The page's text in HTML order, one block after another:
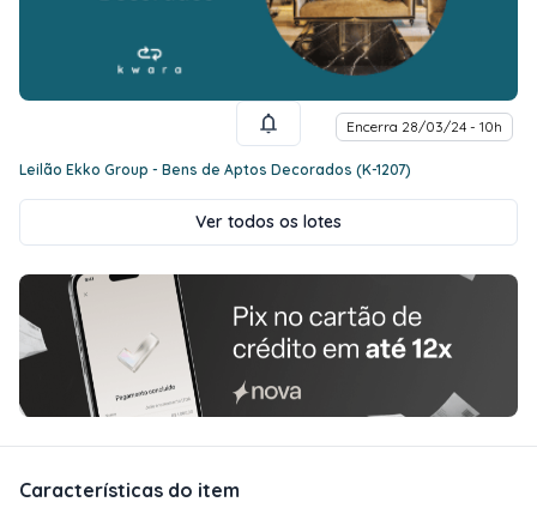
Encerra 28/03/24 - 10h
Leilão Ekko Group - Bens de Aptos Decorados (K-1207)
Ver todos os lotes
Características do item